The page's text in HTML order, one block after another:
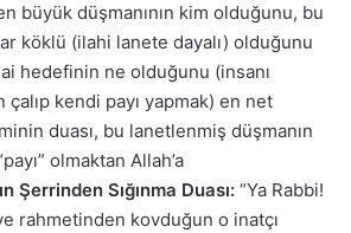
büyük düşmanının kim olduğunu, bu
köklü (ilahi lanete dayalı) olduğunu
hedefinin ne olduğunu (insanı
çalıp kendi payı yapmak) en net
duası, bu lanetlenmiş düşmanın
olmaktan Allah’a
Şerrinden Sığınma Duası: “Ya Rabbi!
rahmetinden kovduğun o inatçı